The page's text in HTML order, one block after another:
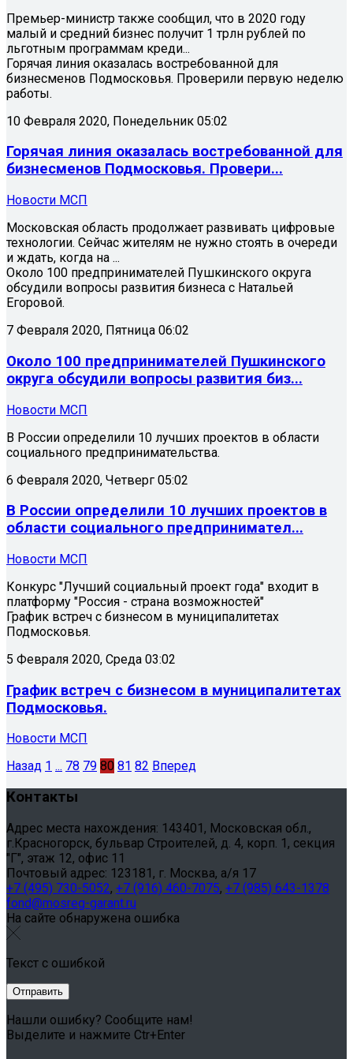
Премьер-министр также сообщил, что в 2020 году
малый и средний бизнес получит 1 трлн рублей по
льготным программам креди...
Горячая линия оказалась востребованной для
бизнесменов Подмосковья. Проверили первую неделю
работы.
10 Февраля 2020, Понедельник 05:02
Горячая линия оказалась востребованной для
бизнесменов Подмосковья. Провери...
Новости МСП
Московская область продолжает развивать цифровые
технологии. Сейчас жителям не нужно стоять в очереди
и ждать, когда на ...
Около 100 предпринимателей Пушкинского округа
обсудили вопросы развития бизнеса с Натальей
Егоровой.
7 Февраля 2020, Пятница 06:02
Около 100 предпринимателей Пушкинского
округа обсудили вопросы развития биз...
Новости МСП
В России определили 10 лучших проектов в области
социального предпринимательства.
6 Февраля 2020, Четверг 05:02
В России определили 10 лучших проектов в
области социального предпринимател...
Новости МСП
Конкурс "Лучший социальный проект года" входит в
платформу "Россия - страна возможностей"
График встреч с бизнесом в муниципалитетах
Подмосковья.
5 Февраля 2020, Среда 03:02
График встреч с бизнесом в муниципалитетах
Подмосковья.
Новости МСП
Назад 1 ... 78 79 80 81 82 Вперед
Контакты
Адрес места нахождения: 143401, Московская обл.,
г.Красногорск, бульвар Строителей, д. 4, корп. 1, секция
"Г", этаж 12, офис 11
Почтовый адрес: 123181, г. Москва, а/я 17
+7 (495) 730-5052, +7 (916) 460-7075, +7 (985) 643-1378
fond@mosreg-garant.ru
На сайте обнаружена ошибка
Текст с ошибкой
Нашли ошибку? Сообщите нам!
Выделите и нажмите Ctr+Enter